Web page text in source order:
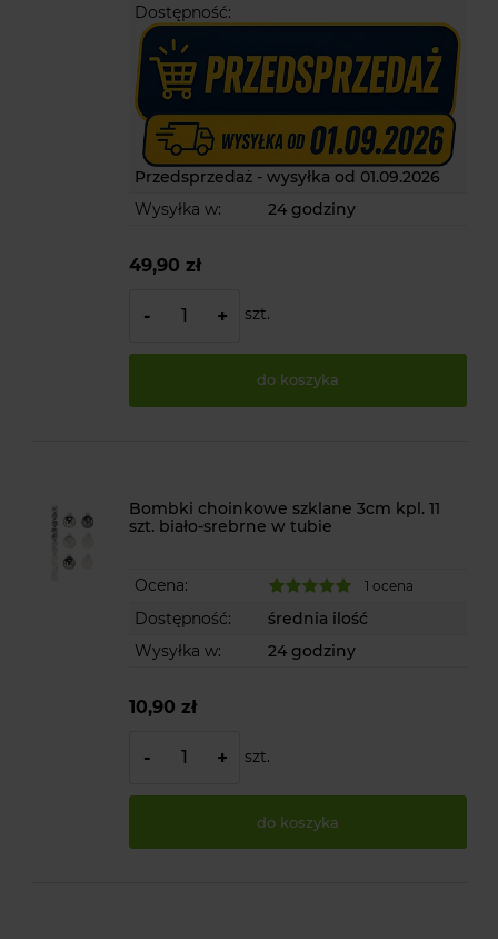
Dostępność:
Przedsprzedaż - wysyłka od 01.09.2026
Wysyłka w:
24 godziny
49,90 zł
- + szt.
do koszyka
Bombki choinkowe szklane 3cm kpl. 11
szt. biało-srebrne w tubie
Ocena: 1 ocena
Dostępność:
średnia ilość
Wysyłka w:
24 godziny
10,90 zł
- + szt.
do koszyka